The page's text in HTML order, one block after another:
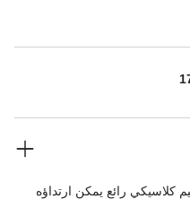
رائع يمكن ارتداؤه